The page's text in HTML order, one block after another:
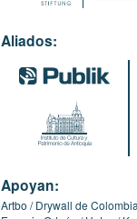
Aliados:
Apoyan:
Artbo
Drywall de Colombia